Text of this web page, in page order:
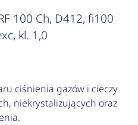
100 Ch, D412, fi100
kl. 1,0
ciśnienia gazów i cieczy
niekrystalizujących oraz